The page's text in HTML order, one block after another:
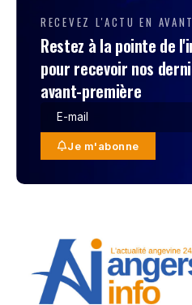
RECEVEZ L'ACTU EN
Restez à la pointe de
pour recevoir nos
avant-première
Je m'abonne